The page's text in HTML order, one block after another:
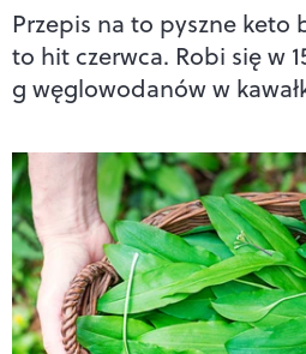
Przepis na to pyszne keto
to hit czerwca. Robi się w
g węglowodanów w